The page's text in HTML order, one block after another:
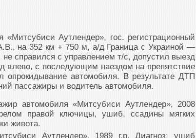
«Митсубиси Аутлендер», гос. регистрационный
на 352 км + 750 м, а/д Граница с Украиной —
справился с управлением т/с, допустил выезд
влево, с последующим наездом на препятствие
опрокидывание автомобиля. В результате ДТП
пассажиры и водитель автомобиля.
автомобиля «Митсубиси Аутлендер», 2008
правой ключицы, ушиб, ссадины мягких
живота.
Аутлендер», 1989 г.р. Диагноз: ушиб